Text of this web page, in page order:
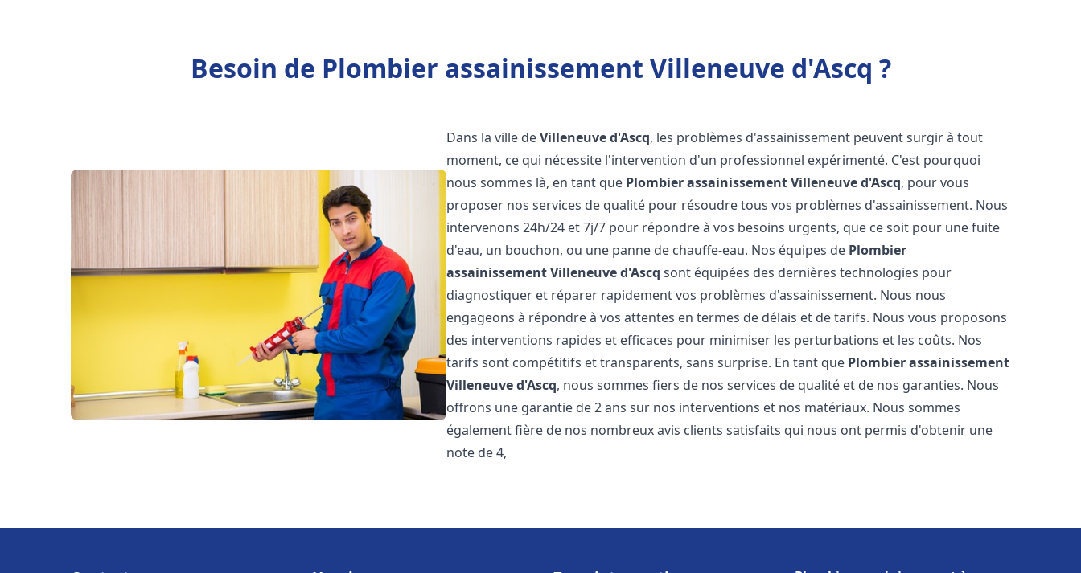
Besoin de Plombier assainissement Villeneuve d'Ascq ?
Dans la ville deVilleneuve d'Ascq, les problèmes d'assainissement peuvent surgir à tout
moment, ce qui nécessite l'intervention d'un professionnel expérimenté. C'est pourquoi
nous sommes là, en tant que Plombier assainissementVilleneuve d'Ascq, pour vous
proposer nos services de qualité pour résoudre tous vos problèmes d'assainissement. Nous
intervenons 24h/24 et 7j/7 pour répondre à vos besoins urgents, que ce soit pour une fuite
d'eau, un bouchon, ou une panne de chauffe-eau. Nos équipes de Plombier
assainissementVilleneuve d'Ascq sont équipées des dernières technologies pour
diagnostiquer et réparer rapidement vos problèmes d'assainissement. Nous nous
engageons à répondre à vos attentes en termes de délais et de tarifs. Nous vous proposons
des interventions rapides et efficaces pour minimiser les perturbations et les coûts. Nos
tarifs sont compétitifs et transparents, sans surprise. En tant que Plombier assainissement
Villeneuve d'Ascq, nous sommes fiers de nos services de qualité et de nos garanties. Nous
offrons une garantie de 2 ans sur nos interventions et nos matériaux. Nous sommes
également fière de nos nombreux avis clients satisfaits qui nous ont permis d'obtenir une
note de 4,